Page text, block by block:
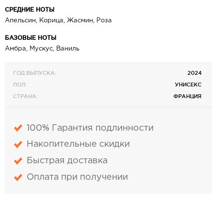
СРЕДНИЕ НОТЫ
Апельсин, Корица, Жасмин, Роза
БАЗОВЫЕ НОТЫ
Амбра, Мускус, Ваниль
ГОД ВЫПУСКА:
2024
ПОЛ:
УНИСЕКС
СТРАНА:
ФРАНЦИЯ
100% Гарантия подлинности
Накопительные скидки
Быстрая доставка
Оплата при получении